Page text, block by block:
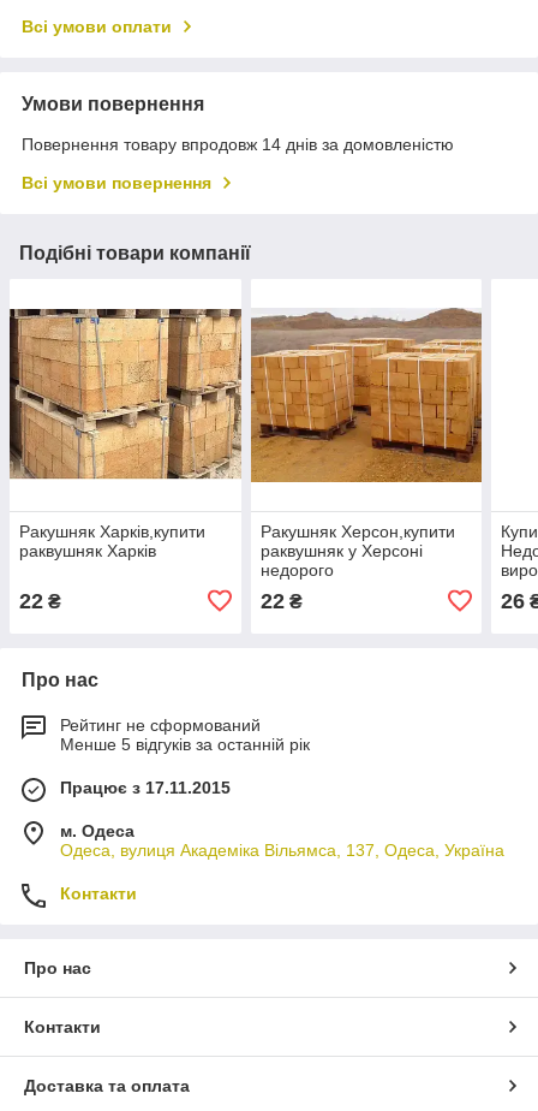
Всі умови оплати
Умови повернення
Повернення товару впродовж 14 днів за домовленістю
Всі умови повернення
Подібні товари компанії
Ракушняк Харків,купити
раквушняк Харків
22 ₴
Ракушняк Херсон,купити
раквушняк у Херсоні
недорого
22₴ 26
Про нас
Рейтинг не сформований
Менше 5 відгуків за останній рік
Працює з 17.11.2015
м. Одеса
Одеса, вулиця Академіка Вільямса, 137, Одеса, Україна
Контакти
Про нас
Контакти
Доставка та оплата